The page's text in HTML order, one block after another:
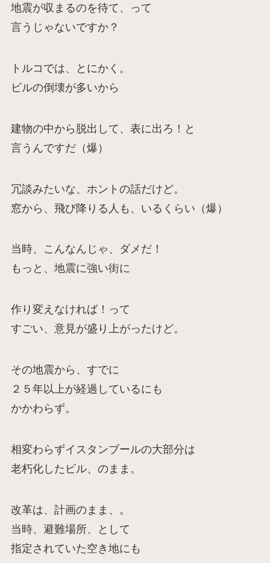
地震が収まるのを待て、って
言うじゃないですか？
トルコでは、とにかく。
ビルの倒壊が多いから
建物の中から脱出して、表に出ろ！と
言うんですだ（爆）
冗談みたいな、ホントの話だけど。
窓から、飛び降りる人も、いるくらい（爆）
当時、こんなんじゃ、ダメだ！
もっと、地震に強い街に
作り変えなければ！って
すごい、意見が盛り上がったけど。
その地震から、すでに
２５年以上が経過しているにも
かかわらず。
相変わらずイスタンブールの大部分は
老朽化したビル、のまま。
改革は、計画のまま、。
当時、避難場所、として
指定されていた空き地にも